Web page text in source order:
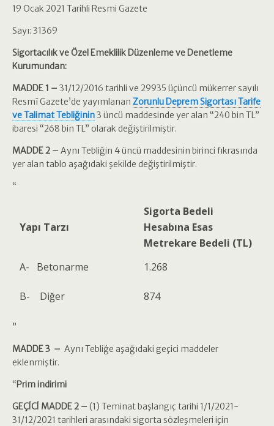
19 Ocak 2021 Tarihli Resmi Gazete
Sayı: 31369
Sigortacılık ve Özel Emeklilik Düzenleme ve Denetleme
Kurumundan:
MADDE 1 – 31/12/2016 tarihli ve 29935 üçüncü mükerrer sayılı
Resmî Gazete’de yayımlanan Zorunlu Deprem Sigortası Tarife
ve Talimat Tebliğinin3 üncü maddesinde yer alan “240 bin TL”
ibaresi “268 bin TL” olarak değiştirilmiştir.
MADDE 2 – Aynı Tebliğin 4 üncü maddesinin birinci fıkrasında
yer alan tablo aşağıdaki şekilde değiştirilmiştir.
“
Yapı Tarzı
Sigorta Bedeli
Hesabına Esas
Metrekare Bedeli (TL)
A- Betonarme
1.268
B- Diğer 874
”
MADDE 3 – Aynı Tebliğe aşağıdaki geçici maddeler
eklenmiştir.
“Prim indirimi
GEÇİCİ MADDE 2 – (1) Teminat başlangıç tarihi 1/1/2021-
31/12/2021 tarihleri arasındaki sigorta sözleşmeleri için